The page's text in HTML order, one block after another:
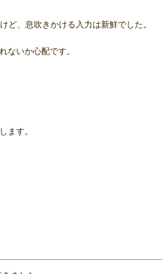
ど、息吹きかける入力は新鮮でした。
ないか心配です。
ます。